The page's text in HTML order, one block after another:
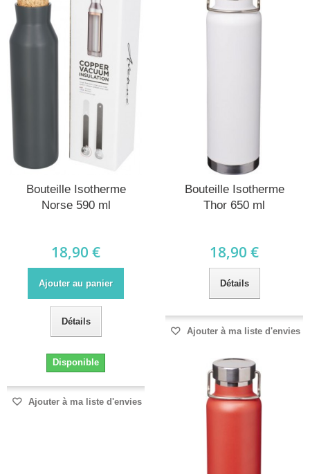
Bouteille Isotherme
Norse 590 ml
18,90 €
Ajouter au panier
Détails
Disponible
Ajouter à ma liste d'envies
Bouteille Isotherme
Thor 650 ml
18,90 €
Détails
Ajouter à ma liste d'envies